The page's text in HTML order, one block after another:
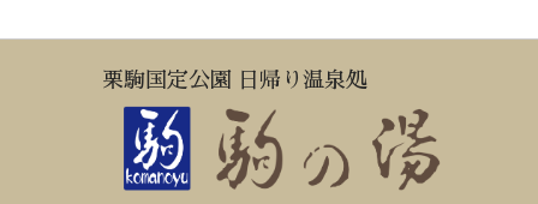
栗駒国定公園 日帰り温泉処